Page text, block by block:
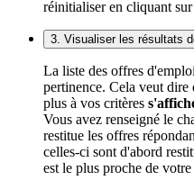
réinitialiser en cliquant
3. Visualiser les résultats
La liste des offres
pertinence. Cela veut
plus à vos critères
Vous avez renseigné le
restitue les offres
celles-ci sont d'abord
est le plus proche de votre